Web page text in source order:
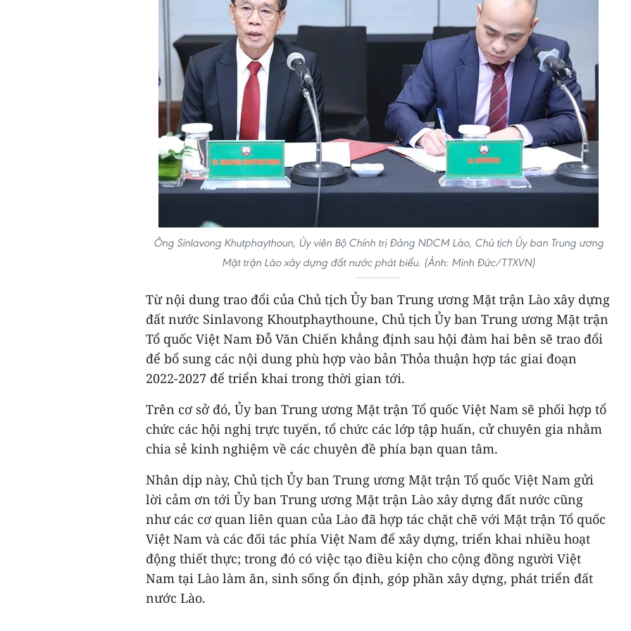
Ông Sinlavong Khutphaythoun, Ủy viên Bộ Chính trị Đảng NDCM Lào, Chủ tịch Ủy ban Trung ương
Mặt trận Lào xây dựng đất nước phát biểu. (Ảnh: Minh Đức/TTXVN)
Từ nội dung trao đổi của Chủ tịch Ủy ban Trung ương Mặt trận Lào xây dựng
đất nước Sinlavong Khoutphaythoune, Chủ tịch Ủy ban Trung ương Mặt trận
Tổ quốc Việt Nam Đỗ Văn Chiến khẳng định sau hội đàm hai bên sẽ trao đổi
để bổ sung các nội dung phù hợp vào bản Thỏa thuận hợp tác giai đoạn
2022-2027 để triển khai trong thời gian tới.
Trên cơ sở đó, Ủy ban Trung ương Mặt trận Tổ quốc Việt Nam sẽ phối hợp tổ
chức các hội nghị trực tuyến, tổ chức các lớp tập huấn, cử chuyên gia nhằm
chia sẻ kinh nghiệm về các chuyên đề phía bạn quan tâm.
Nhân dịp này, Chủ tịch Ủy ban Trung ương Mặt trận Tổ quốc Việt Nam gửi
lời cảm ơn tới Ủy ban Trung ương Mặt trận Lào xây dựng đất nước cũng
như các cơ quan liên quan của Lào đã hợp tác chặt chẽ với Mặt trận Tổ quốc
Việt Nam và các đối tác phía Việt Nam để xây dựng, triển khai nhiều hoạt
động thiết thực; trong đó có việc tạo điều kiện cho cộng đồng người Việt
Nam tại Lào làm ăn, sinh sống ổn định, góp phần xây dựng, phát triển đất
nước Lào.